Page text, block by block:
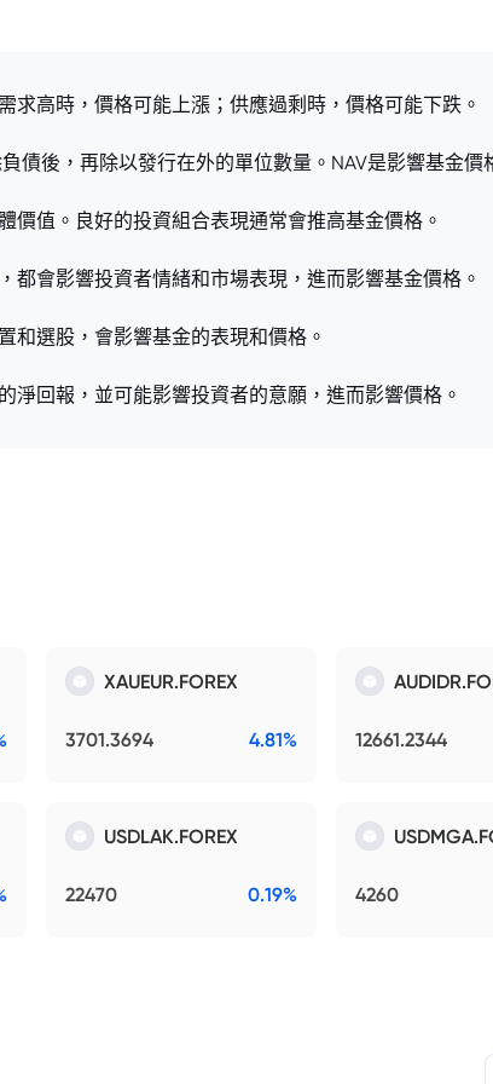
高時，價格可能上漲；供應過剩時，價格可能下跌。
債後，再除以發行在外的單位數量。NAV是影響基金價
價值。良好的投資組合表現通常會推高基金價格。
會影響投資者情緒和市場表現，進而影響基金價格。
和選股，會影響基金的表現和價格。
淨回報，並可能影響投資者的意願，進而影響價格。
XAUEUR.FOREX
3701.3694 4.81% 12661.2344
USDLAK.FOREX
22470 0.19% 4260